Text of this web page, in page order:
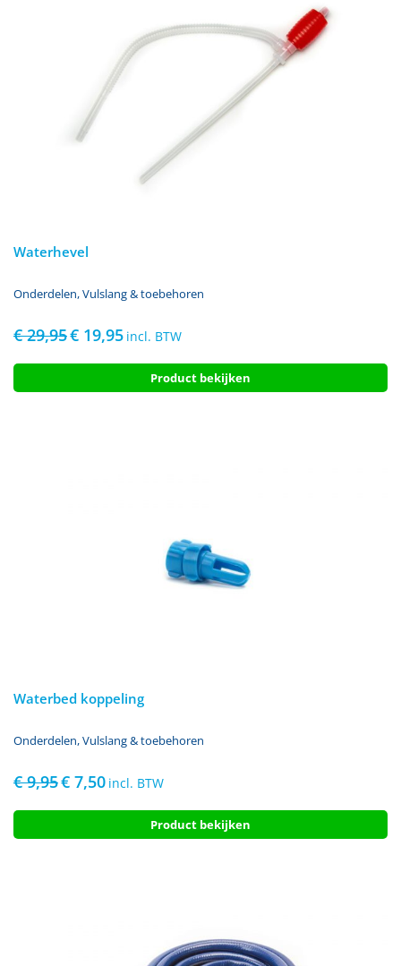
Waterhevel
Onderdelen,Vulslang & toebehoren
€29,95Oorspronkelijke
was:
€ 19,95Huidige
is:
€ 19,95.
incl. BTW
Product bekijken
Waterbed koppeling
Onderdelen,Vulslang & toebehoren
€9,95Oorspronkelijke
was:
€ 7,50Huidige
is:
incl. BTW
Product bekijken